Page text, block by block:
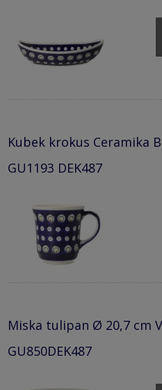
Kubek krokus Ceramika
GU1193 DEK487
Miska tulipan Ø 20,7 cm
GU850DEK487